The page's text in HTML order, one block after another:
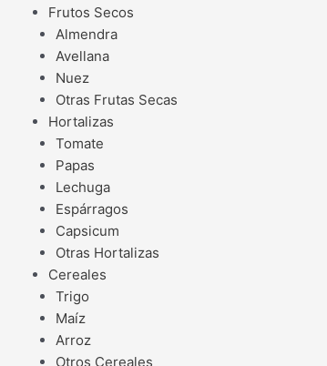
Frutos Secos
Almendra
Avellana
Nuez
Otras Frutas Secas
Hortalizas
Tomate
Papas
Lechuga
Espárragos
Capsicum
Otras Hortalizas
Cereales
Trigo
Maíz
Arroz
Otros Cereales